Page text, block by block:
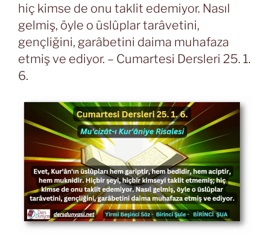
hiç kimse de onu taklit edemiyor. Nasıl
gelmiş, öyle o üslûplar tarâvetini,
gençliğini, garâbetini daima muhafaza
etmiş ve ediyor. – Cumartesi Dersleri 25. 1.
6.